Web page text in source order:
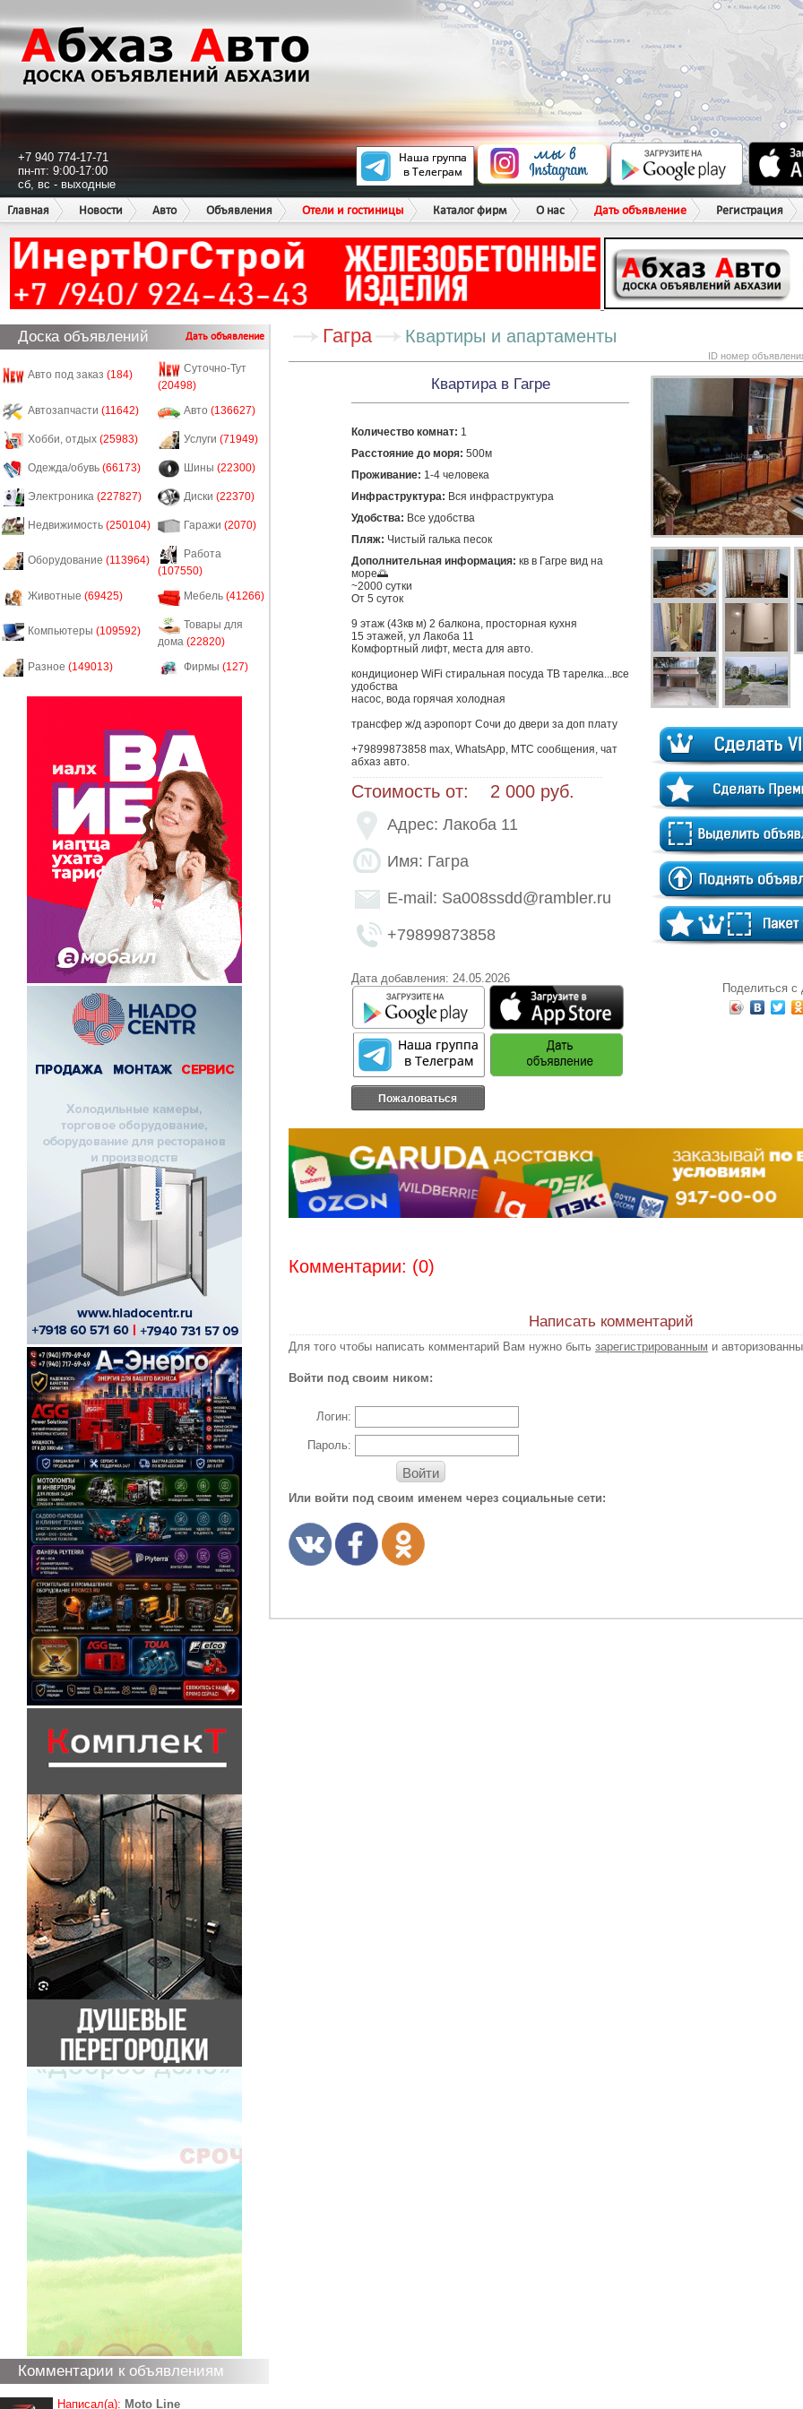
+7 940 774-17-71
пн-пт: 9:00-17:00
сб, вс - выходные
Главная
Новости Авто Объявления Отели и гостиницы Каталог фирм О нас Дать объявление Регистрация
Доска объявлений Дать объявление
Авто под заказ (184)
Суточно-Тут
(20498)
Автозапчасти (11642) Авто (136627)
Хобби, отдых (25983) Услуги (71949)
Одежда/обувь (66173) Шины (22300)
Электроника (227827) Диски (22370)
Недвижимость (250104) Гаражи (2070)
Оборудование (113964)
Работа
(107550)
Животные (69425) Мебель (41266)
Компьютеры (109592)
Товары для
дома (22820)
Разное (149013) Фирмы (127)
Комментарии к объявлениям
Написал(а): Moto Line
Гагра Квартиры и апартаменты
ID номер
Квартира в Гагре
Количество комнат: 1
Расстояние до моря: 500м
Проживание: 1-4 человека
Инфраструктура: Вся инфраструктура
Удобства: Все удобства
Пляж: Чистый галька песок
Дополнительная информация: кв в Гагре вид на
море🌅
~2000 сутки
От 5 суток
9 этаж (43кв м) 2 балкона, просторная кухня
15 этажей, ул Лакоба 11
Комфортный лифт, места для авто.
кондиционер WiFi стиральная посуда ТВ тарелка...все
удобства
насос, вода горячая холодная
трансфер ж/д аэропорт Сочи до двери за доп плату
+79899873858 max, WhatsApp, МТС сообщения, чат
абхаз авто.
Стоимость от: 2 000 руб.
Адрес: Лакоба 11
Имя: Гагра
E-mail: Sa008ssdd@rambler.ru
+79899873858
Дата добавления: 24.05.2026
Пожаловаться
Поделиться с
Комментарии: (0)
Написать комментарий
Для того чтобы написать комментарий Вам нужно быть зарегистрированным и
Войти под своим ником:
Логин:
Пароль:
Войти
Или войти под своим именем через социальные сети: